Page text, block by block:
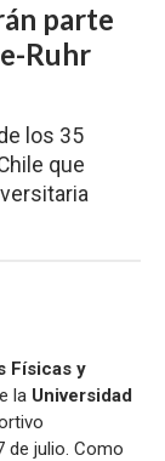
parte
Ruhr
los 35
que
Físicas y
la Universidad
de julio. Como